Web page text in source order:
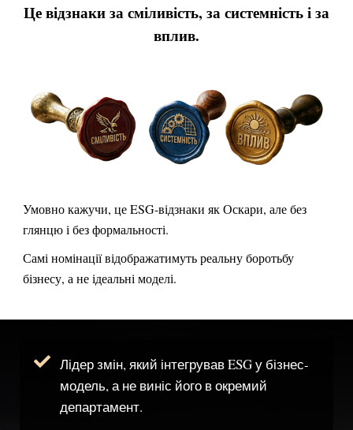
Це відзнаки за сміливість, за системність і за
вплив.
Умовно кажучи, це ESG-відзнаки як Оскари, але без
глянцю і без формальності.
Самі номінації відображатимуть реальну боротьбу
бізнесу, а не ідеальні моделі.
Лідер змін, який інтегрував ESG у бізнес-
модель, а не виніс його в окремий
департамент.